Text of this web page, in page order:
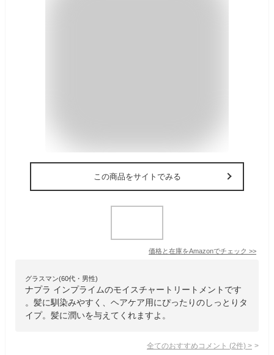
この商品をサイトでみる
価格と在庫をAmazonでチェック >>
グラスマン(60代・男性)
ナプラ インプライムのモイスチャートリートメントです
。髪に馴染みやすく、ヘアケア用にぴったりのしっとりタ
イプ。髪に潤いを与えてくれますよ。
全てのおすすめコメント (2件) >